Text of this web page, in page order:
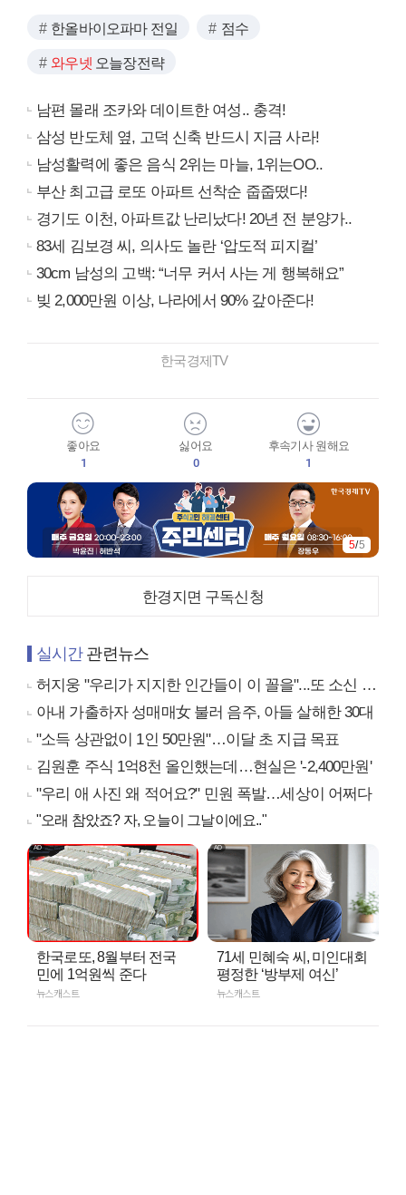
한올바이오파마 전일 점수
와우넷 오늘장전략
남편 몰래 조카와 데이트한 여성.. 충격!
삼성 반도체 옆, 고덕 신축 반드시 지금 사라!
남성활력에 좋은 음식 2위는 마늘, 1위는OO..
부산 최고급 로또 아파트 선착순 줍줍떴다!
경기도 이천, 아파트값 난리났다! 20년 전 분양가..
83세 김보경 씨, 의사도 놀란 ‘압도적 피지컬’
30cm 남성의 고백: “너무 커서 사는 게 행복해요”
빚 2,000만원 이상, 나라에서 90% 갚아준다!
한국경제TV
좋아요
1
싫어요
0
후속기사 원해요
1
5/5
한경지면 구독신청
실시간관련뉴스
허지웅 "우리가 지지한 인간들이 이 꼴을"...또 소신 발언
아내 가출하자 성매매女 불러 음주, 아들 살해한 30대
"소득 상관없이 1인 50만원"…이달 초 지급 목표
김원훈 주식 1억8천 올인했는데…현실은 '-2,400만원'
"우리 애 사진 왜 적어요?" 민원 폭발…세상이 어쩌다
"오래 참았죠? 자, 오늘이 그날이에요.."
한국로또, 8월부터 전국
민에 1억원씩 준다
뉴스캐스트
71세 민혜숙 씨, 미인대회
평정한 ‘방부제 여신’
뉴스캐스트